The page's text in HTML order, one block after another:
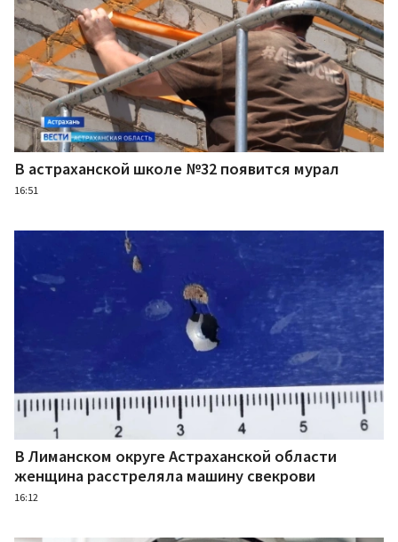
В астраханской школе №32 появится мурал
16:51
В Лиманском округе Астраханской области
женщина расстреляла машину свекрови
16:12